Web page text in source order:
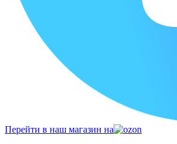
Перейти в наш магазин на